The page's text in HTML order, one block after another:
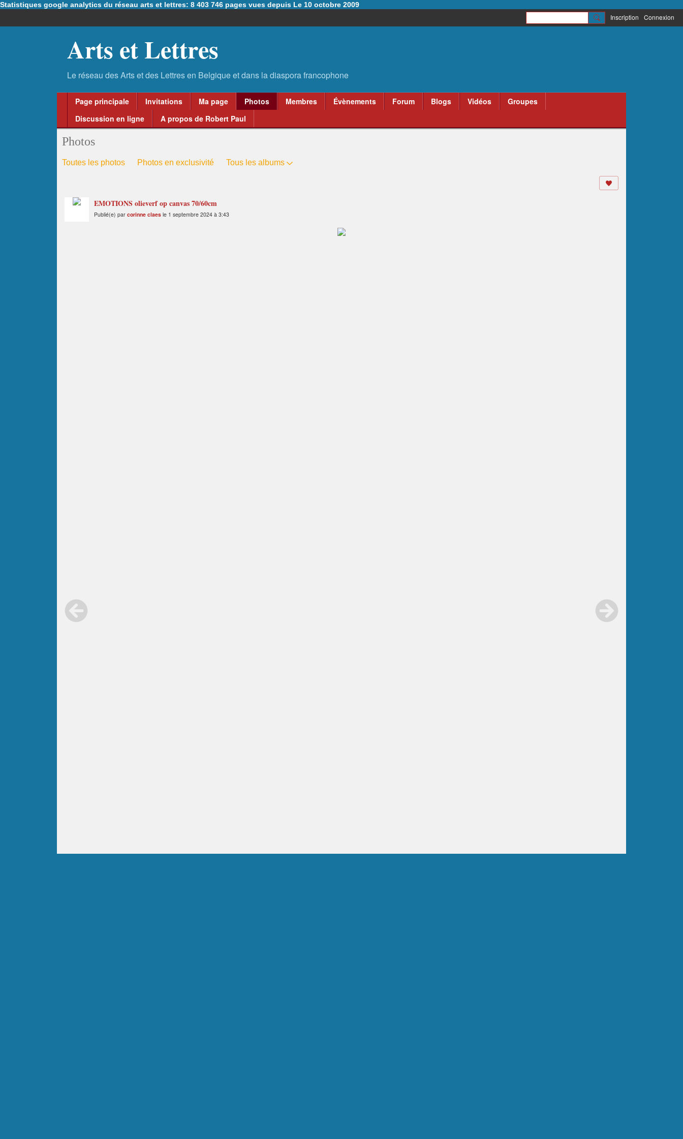
Statistiques google analytics du réseau arts et lettres: 8 403 746 pages vues depuis Le 10 octobre 2009
Inscription Connexion
Arts et Lettres
Page principale Invitations Ma page Photos Membres Évènements Forum Blogs Vidéos
Groupes
Discussion en ligne
A propos de Robert Paul
Photos
Toutes les photos Photos en exclusivité Tous les albums
EMOTIONS olieverf op canvas 70/60cm
Publié(e) par corinne claes le 1 septembre 2024 à 3:43